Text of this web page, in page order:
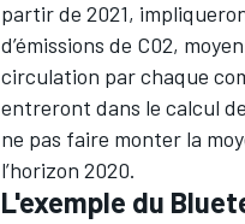
partir de 2021,
d’émissions de C02,
circulation par chaque
entreront dans le calcul
ne pas faire monter la
l’horizon 2020.
L'exemple du